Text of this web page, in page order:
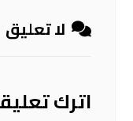
لا تعليق
اترك